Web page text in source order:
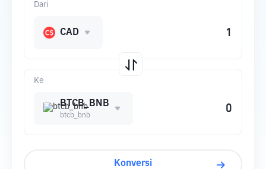
Ke
BTCB_BNB
btcb_bnb
Dari
CAD
Konversi